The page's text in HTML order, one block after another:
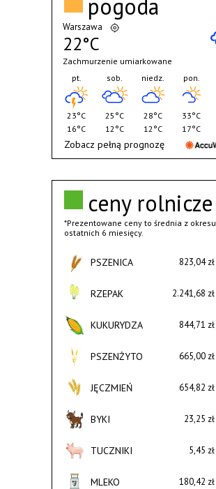
ceny rolnicze
*Prezentowane ceny to średnia z okresu
ostatnich 6 miesięcy.
PSZENICA 823,04 zł
RZEPAK 2.241,68 zł
KUKURYDZA 844,71 zł
PSZENŻYTO 665,00 zł
JĘCZMIEŃ 654,82 zł
BYKI 23,25 zł
TUCZNIKI 5,45 zł
MLEKO 180,42 zł
pogoda
Warszawa
22°C
Zachmurzenie umiarkowane
pt.
23°C
16°C
sob.
25°C
12°C
niedz.
28°C
12°C
pon.
33°C
17°C
Zobacz pełną prognozę